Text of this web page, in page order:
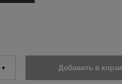
Добавить в